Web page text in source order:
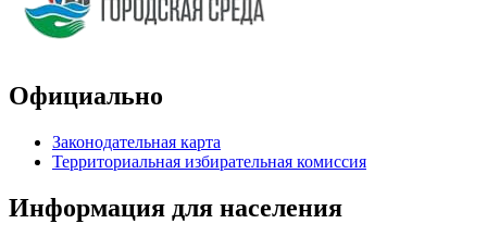
Официально
Законодательная карта
Территориальная избирательная комиссия
Информация для населения